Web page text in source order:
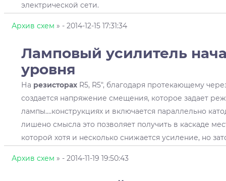
электрической сети.
Архив схем » - 2014-12-15 17:31:34
Ламповый усилитель
уровня
На резисторахR5, R5", благодаря протекающему
создается напряжение смещения, которое задает
лампы....конструкциях и включается параллельно
лишено смысла это позволяет получить в каскаде
которой хотя и несколько снижается усиление, но
Архив схем » - 2014-11-19 19:50:43